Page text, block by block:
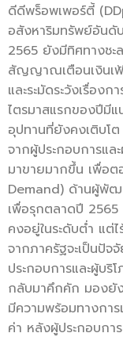
ดีดีพร็อพเพอร์ตี้
อสังหาริมทรัพย์อันดั
2565 ยังมีทิศทางช
สัญญาณเตือนเงินเฟ้
และระมัดระวังเรื่อง
ไตรมาสแรกของปีมี
อุปทานที่ยังคงเติบโ
จากผู้ประกอบการแล
มาขายมากขึ้น เพื่อต
Demand) ด้านผู้พัฒ
เพื่อรุกตลาดปี
คงอยู่ในระดับต่ำ แ
จากภาครัฐจะเป็นปั
ประกอบการและผู้บ
กลับมาคึกคัก มองยั
มีความพร้อมทางการ
ค่า หลังผู้ประกอบก